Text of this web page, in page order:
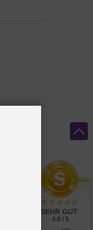
SEHR GUT
4.9 / 5